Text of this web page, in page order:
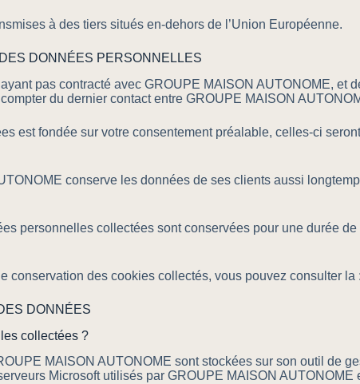
à des tiers situés en-dehors de l’Union Européenne.
DONNÉES PERSONNELLES
pas contracté avec GROUPE MAISON AUTONOME, et
du dernier contact entre GROUPE MAISON
est fondée sur votre consentement préalable, celles-ci
conserve les données de ses clients aussi
personnelles collectées sont conservées pour une durée
conservation des cookies collectés, vous pouvez consulter
DONNÉES
collectées ?
MAISON AUTONOME sont stockées sur son outil de
Microsoft utilisés par GROUPE MAISON AUTONOME